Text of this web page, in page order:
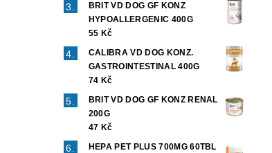
BRIT VD DOG GF KONZ
HYPOALLERGENIC 400G
55 Kč
CALIBRA VD DOG KONZ.
GASTROINTESTINAL 400G
74 Kč
BRIT VD DOG GF KONZ RENAL
200G
47 Kč
HEPA PET PLUS 700MG 60TBL